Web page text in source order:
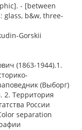
- [between
glass, b&w, three-
Gorskii
(1863-1944).1.
(Выборг)
2. Территория
России
separation